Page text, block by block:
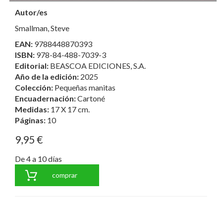
Autor/es
Smallman, Steve
EAN: 9788448870393
ISBN: 978-84-488-7039-3
Editorial: BEASCOA EDICIONES, S.A.
Año de la edición: 2025
Colección: Pequeñas manitas
Encuadernación:Cartoné
Medidas: 17 X 17 cm.
Páginas: 10
9,95 €
De 4 a 10 días
comprar